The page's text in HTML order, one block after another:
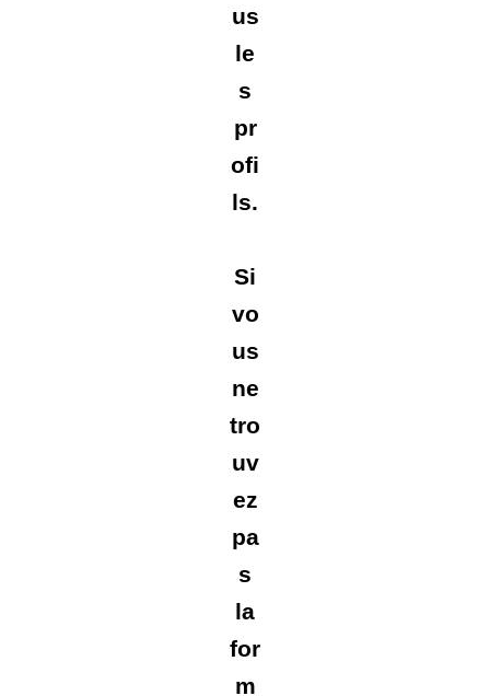
us
le
s
pr
ofi
ls.
Si
vo
us
ne
tro
uv
ez
pa
s
la
for
m